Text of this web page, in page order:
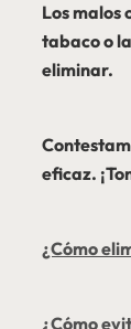
Los malos
tabaco o
eliminar.
eficaz.
¿Cómo
¿Cómo